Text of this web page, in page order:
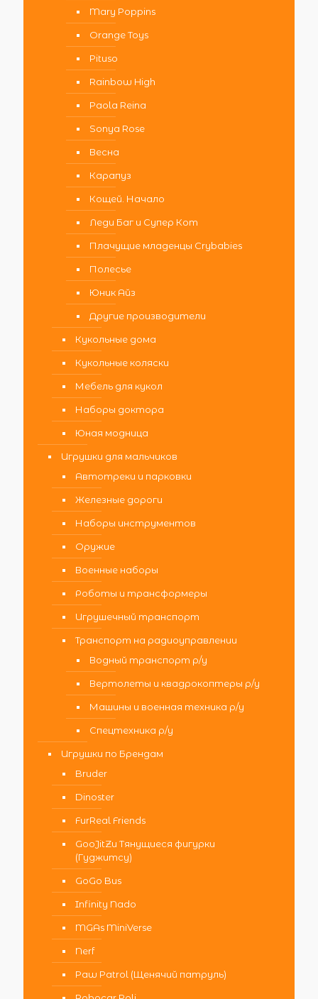
Mary Poppins
Orange Toys
Pituso
Rainbow High
Paola Reina
Sonya Rose
Весна
Карапуз
Кощей. Начало
Леди Баг и Супер Кот
Плачущие младенцы Crybabies
Полесье
Юник Айз
Другие производители
Кукольные дома
Кукольные коляски
Мебель для кукол
Наборы доктора
Юная модница
Игрушки для мальчиков
Автотреки и парковки
Железные дороги
Наборы инструментов
Оружие
Военные наборы
Роботы и трансформеры
Игрушечный транспорт
Транспорт на радиоуправлении
Водный транспорт р/у
Вертолеты и квадрокоптеры р/у
Машины и военная техника р/у
Спецтехника р/у
Игрушки по Брендам
Bruder
Dinoster
FurReal Friends
GooJitZu Тянущиеся фигурки
(Гуджитсу)
GoGo Bus
Infinity Nado
MGAs MiniVerse
Nerf
Paw Patrol (Щенячий патруль)